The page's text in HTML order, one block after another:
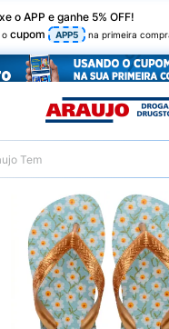
o APP e ganhe 5% OFF!
o cupom APP5 na primeira
Mercado